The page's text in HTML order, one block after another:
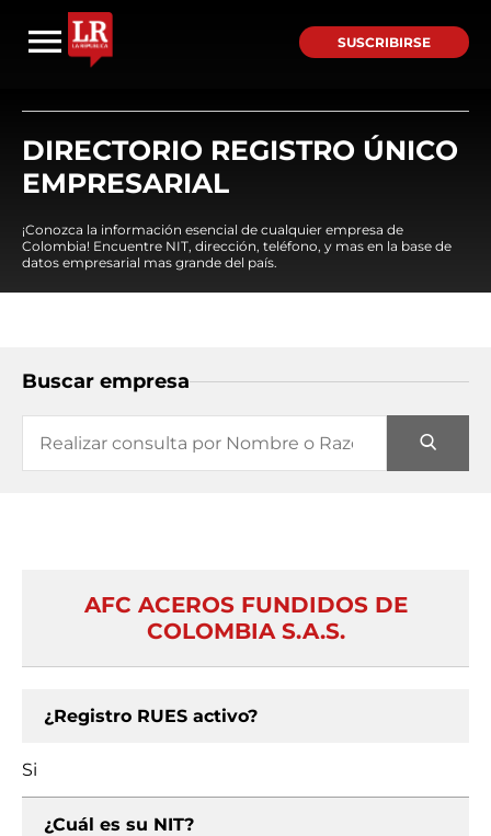
SUSCRIBIRSE
DIRECTORIO REGISTRO ÚNICO
EMPRESARIAL
¡Conozca la información esencial de cualquier empresa de
Colombia! Encuentre NIT, dirección, teléfono, y mas en la base de
datos empresarial mas grande del país.
Buscar empresa
AFC ACEROS FUNDIDOS DE
COLOMBIA S.A.S.
¿Registro RUES activo?
Si
¿Cuál es su NIT?